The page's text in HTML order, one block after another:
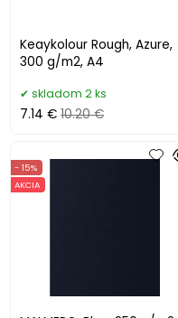
Keaykolour Rough, Azure,
300 g/m2, A4
skladom 2 ks
7.14 € 10.20 €
- 15%
AKCIA